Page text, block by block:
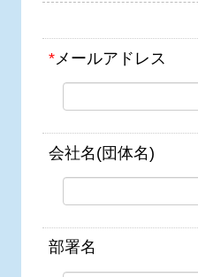
*メールアドレス
会社名(団体名)
部署名